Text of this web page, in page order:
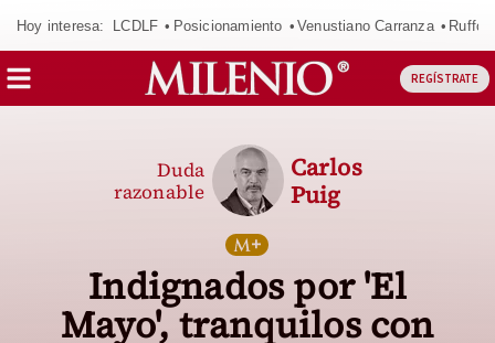
Hoy interesa: LCDLF Posicionamiento Venustiano Carranza Ruffo
REGÍSTRATE
Indignados por 'El
Mayo', tranquilos con
Duda
razonable
Carlos
Puig